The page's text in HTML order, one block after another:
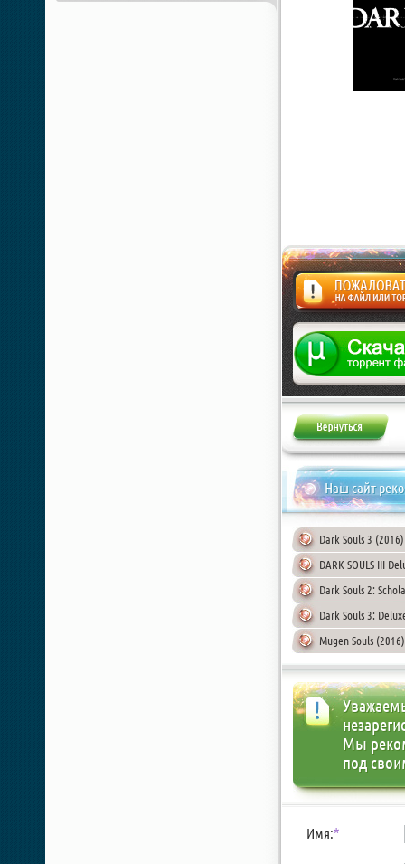
Жалоба
Наш сайт
Dark Souls 3
DARK SOULS III
Dark Souls 2:
Dark Souls 3:
Mugen Souls
Мы
под
Имя:*